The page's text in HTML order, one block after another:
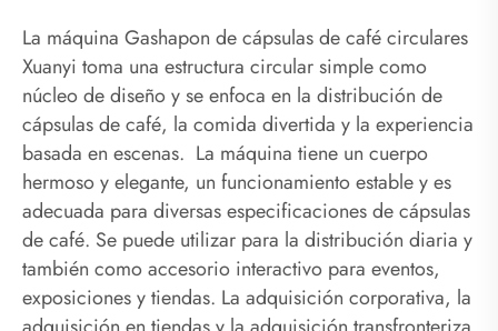
La máquina Gashapon de cápsulas de café circulares
Xuanyi toma una estructura circular simple como
núcleo de diseño y se enfoca en la distribución de
cápsulas de café, la comida divertida y la experiencia
basada en escenas. La máquina tiene un cuerpo
hermoso y elegante, un funcionamiento estable y es
adecuada para diversas especificaciones de cápsulas
de café. Se puede utilizar para la distribución diaria y
también como accesorio interactivo para eventos,
exposiciones y tiendas. La adquisición corporativa, la